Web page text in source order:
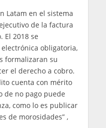
Latam en el sistema
de la factura
El 2018 se
obligatoria,
formalizaran su
el derecho a cobro.
cuenta con mérito
de no pago puede
como lo es publicar
de morosidades” ,